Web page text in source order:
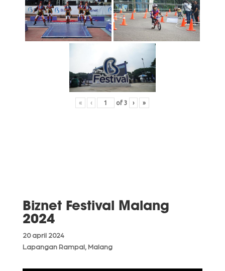
« ‹ of3 › »
Biznet Festival Malang
2024
20 april 2024
Lapangan Rampal, Malang